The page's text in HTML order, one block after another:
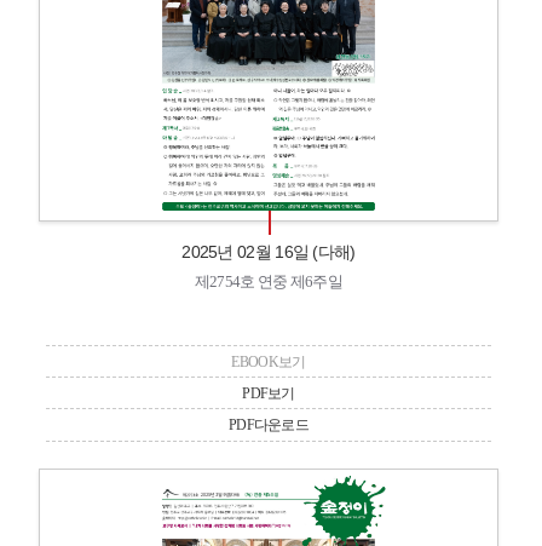
2025년 02월 16일 (다해)
제2754호 연중 제6주일
EBOOK보기
PDF보기
PDF다운로드